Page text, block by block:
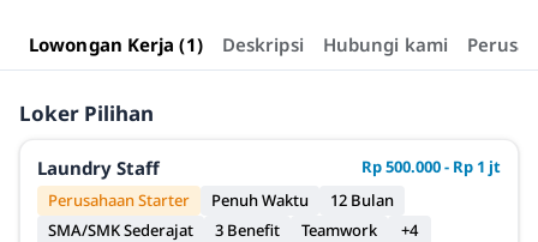
Lowongan Kerja (1) Deskripsi Hubungi kami
Loker Pilihan
Laundry Staff
Rp 500.000 - Rp 1 jt
Perusahaan Starter
Penuh Waktu
12 Bulan
SMA/SMK Sederajat
3 Benefit Teamwork +4